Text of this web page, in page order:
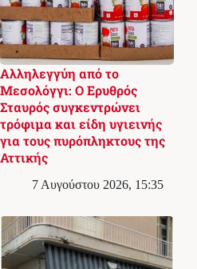
Αλληλεγγύη από το
Μεσολόγγι: Ο Ερυθρός
Σταυρός συγκεντρώνει
τρόφιμα και είδη υγιεινής
για τους πυρόπληκτους της
Αττικής
7 Αυγούστου 2026, 15:35